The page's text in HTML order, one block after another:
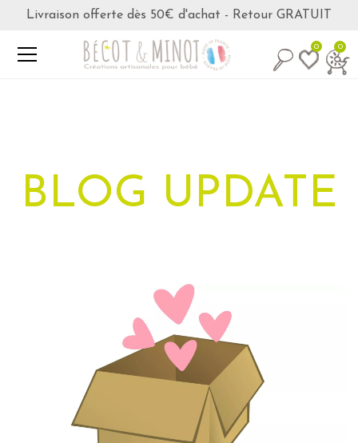
Livraison offerte dès 50€ d'achat - Retour GRATUIT
0 0
BLOG UPDATE